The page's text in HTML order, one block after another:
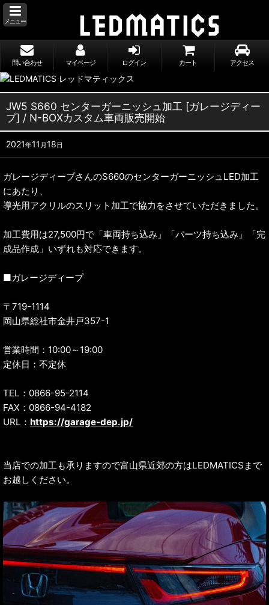
メニュー
問い合わせ マイページ ログイン カート アクセス
JW5 S660 センターガーニッシュ加工 [ガレージディー
プ] / N-BOXカスタム車両販売開始
2021年11 月18日
ガレージディープさんのS660のセンターガーニッシュLED加工
にあたり、
導光用アクリルのスリット加工で協力をさせていただきました。
加工費用は27,500円で「車両持ち込み」「パーツ持ち込み」「完
成品作成」いずれも対応できます。
■ガレージディープ
〒719-1114
岡山県総社市金井戸357-1
営業時間：10:00～19:00
定休日：不定休
TEL：0866-95-2114
FAX：0866-94-4182
URL： https://garage-dep.jp/
当店での加工も承りますので富山県近郊の方はLEDMATICSまで
お越しください。